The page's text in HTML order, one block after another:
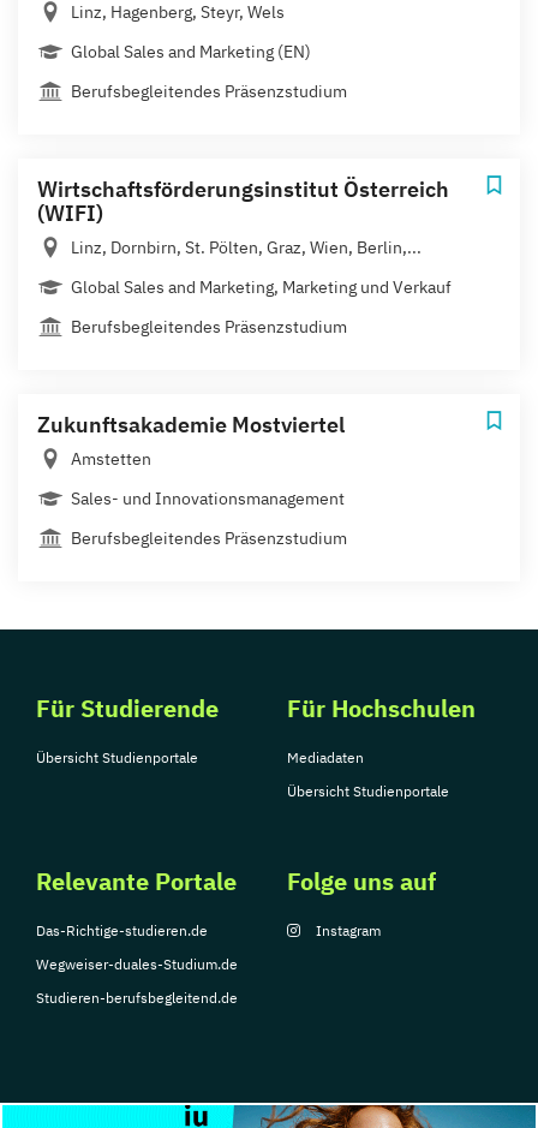
Linz, Hagenberg, Steyr, Wels
Global Sales and Marketing (EN)
Berufsbegleitendes Präsenzstudium
Wirtschaftsförderungsinstitut Österreich
(WIFI)
Linz, Dornbirn, St. Pölten, Graz, Wien, Berlin,...
Global Sales and Marketing, Marketing und Verkauf
Berufsbegleitendes Präsenzstudium
Zukunftsakademie Mostviertel
Amstetten
Sales- und Innovationsmanagement
Berufsbegleitendes Präsenzstudium
Für Studierende
Übersicht Studienportale
Für Hochschulen
Mediadaten
Übersicht Studienportale
Relevante Portale
Das-Richtige-studieren.de
Wegweiser-duales-Studium.de
Studieren-berufsbegleitend.de
Folge uns auf
Instagram